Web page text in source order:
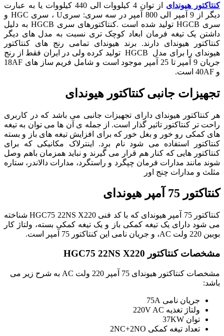
کنتاکتور هیوندای
از توان 4 کیلووات الی 440 کیلووات یا به عبارت
دیگر از 9 آمپر الی 800 آمپر در سه سری: سری
U ، سری HGC و
سری HGCB تولید شده است .کنتاکتورهای سری HGCB به دلیل
داشتن یک تیغه فرمان ابعاد کوچک تری نسبت به مدل های دیگر
کنتاکتور هیوندای دارند. برند هیوندای تمامی رنج های کنتاکتور
هیوندای را برای مدل HGCB تولید کرده ولی در ایران فقط از رنج
جریان 9 آمپر تا 25 آمپر موجود است و شامل فریم ساز های 18AF
و 40AF است.
تجهیزات جانبی کنتاکتور هیوندای
هر کنتاکتور هیوندای دارای تجهیزات جانبی می باشد که در کاربری
راحت تر کنتاکتور تاثیر گذار است. از جمله ی آن ها می توان به تیغه
های کمکی رو خور و بغل خور که برای افزایش تیغه های باز و بسته
کنتاکتور استفاده می شود نام برد. اینترلاک مکانیکی که برای
کنتاکتور هایی که کنار هم قرار می گیرند و نباید همزمان باهم وصل
شوند مانند مدارات فرمان چپگرد و راستگرد، مدارات دالاندر، ستاره
مثلث و مدارات چنج اور
کنتاکتور 75 آمپر هیوندای
کنتاکتور 75 آمپر هیوندای که با کد فنی HGC75 22NS X220 شناخته
می شود دارای یک تیغه کمکی باز و یک تیغه کمکی بسته، ولتاژ کار
بوبین 220 ولت AC، و جریان نامی این کنتاکتور 75 آمپر است.
مشخصات کنتاکتور HGC75 22NS X220
مشخصات کنتاکتور هیوندای 75 آمپر 220 ولت AC به شرح زیر می
باشد:
جریان نامی 75A
ولتاژ تغذیه 220V AC
توان 37KW
تعداد تیغه کمکی 2NC+2NO